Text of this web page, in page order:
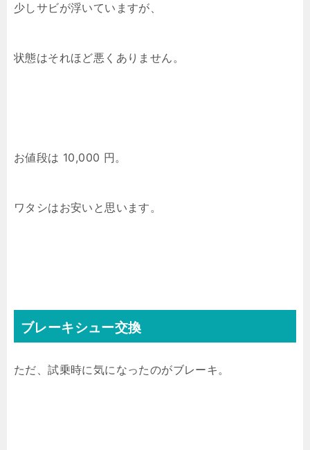
少しサビが浮いていますが、
状態はそれほど悪くありません。
お値段は 10,000 円。
ワタシはお安いと思います。
ブレーキシュー交換
ただ、試乗時に気になったのがブレーキ。